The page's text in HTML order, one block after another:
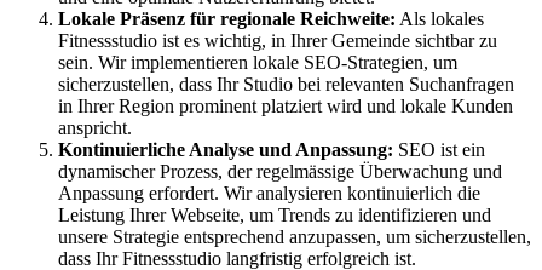
Lokale Präsenz für regionale Reichweite: Als lokales
Fitnessstudio ist es wichtig, in Ihrer Gemeinde sichtbar zu
sein. Wir implementieren lokale SEO-Strategien, um
sicherzustellen, dass Ihr Studio bei relevanten Suchanfragen
in Ihrer Region prominent platziert wird und lokale Kunden
anspricht.
Kontinuierliche Analyse und Anpassung: SEO ist ein
dynamischer Prozess, der regelmässige Überwachung und
Anpassung erfordert. Wir analysieren kontinuierlich die
Leistung Ihrer Webseite, um Trends zu identifizieren und
unsere Strategie entsprechend anzupassen, um sicherzustellen,
dass Ihr Fitnessstudio langfristig erfolgreich ist.